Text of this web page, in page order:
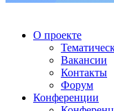
О проекте
Вакансии
Контакты
Форум
Конференции